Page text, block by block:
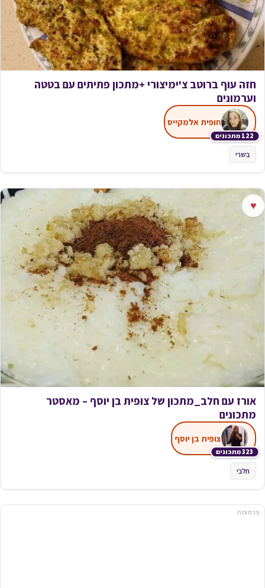
חזה עוף ברוטב צ'ימיצורי +מתכון פתיתים עם בטטה
וערמונים
122 מתכונים
חופית אלמקייס
בשרי
♥
אורז עם חלב_מתכון של צופית בן יוסף – מאסטר
מתכונים
323 מתכונים
צופית בן יוסף
חלבי
פרסומת